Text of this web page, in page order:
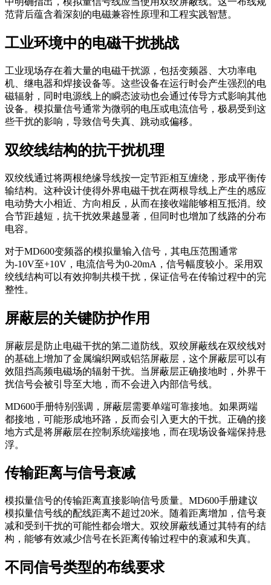
范背后蕴含着深刻的电磁兼容性原理和工程实践智慧。
工业环境中的电磁干扰挑战
工业现场存在着大量的电磁干扰源，包括变频器、大功率电
机、继电器和焊接设备等。这些设备在运行时会产生强烈的电
磁辐射，同时电源线上的瞬态波动也会通过传导方式影响其他
设备。模拟量信号通常为微弱的电压或电流信号，极易受到这
些干扰的影响，导致信号失真、跳动或偏移。
双绞线结构的抗干扰机理
双绞线通过将两根绝缘导线按一定节距相互缠绕，形成平衡传
输结构。这种设计使得外界电磁干扰在两根导线上产生的感应
电动势大小相近、方向相反，从而在接收端能够相互抵消。绞
合节距越短，抗干扰效果越显著，但同时也增加了线路的分布
电容。
对于MD600变频器的模拟量输入信号，其电压范围通常
为-10V至+10V，电流信号为0-20mA，信号幅度较小。采用双
绞线结构可以有效抑制共模干扰，保证信号在传输过程中的完
整性。
屏蔽层的关键防护作用
屏蔽层是防止电磁干扰的第二道防线。双绞屏蔽线在双绞线对
的基础上增加了金属编织网或铝箔屏蔽层，这个屏蔽层可以有
效阻挡高频电磁场的辐射干扰。当屏蔽层正确接地时，外界干
扰信号会被引导至大地，而不会进入内部信号线。
MD600手册特别强调，屏蔽层需要单端可靠接地。如果两端
都接地，可能形成地环路，反而会引入更大的干扰。正确的接
地方式是将屏蔽层在控制系统端接地，而在现场设备端保持悬
浮。
传输距离与信号衰减
模拟量信号的传输距离直接影响信号质量。MD600手册建议
模拟量信号线的配线距离不超过20米。随着距离增加，信号衰
减和受到干扰的可能性都会增大。双绞屏蔽线通过其特有的结
构，能够有效减少信号在长距离传输过程中的衰减和失真。
不同信号类型的布线要求